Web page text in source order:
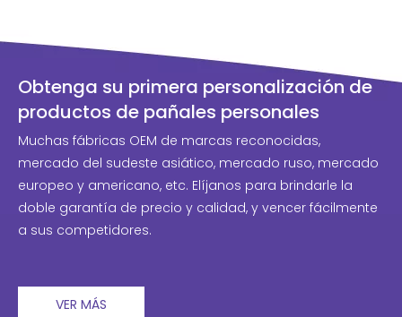
Obtenga su primera personalización de
productos de pañales personales
Muchas fábricas OEM de marcas reconocidas,
mercado del sudeste asiático, mercado ruso, mercado
europeo y americano, etc. Elíjanos para brindarle la
doble garantía de precio y calidad, y vencer fácilmente
a sus competidores.
VER MÁS